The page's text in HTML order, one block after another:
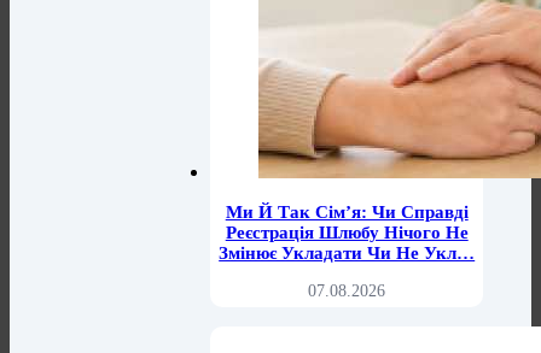
Ми Й Так Сім’я: Чи Справді
Реєстрація Шлюбу Нічого Не
Змінює Укладати Чи Не Укл…
07.08.2026